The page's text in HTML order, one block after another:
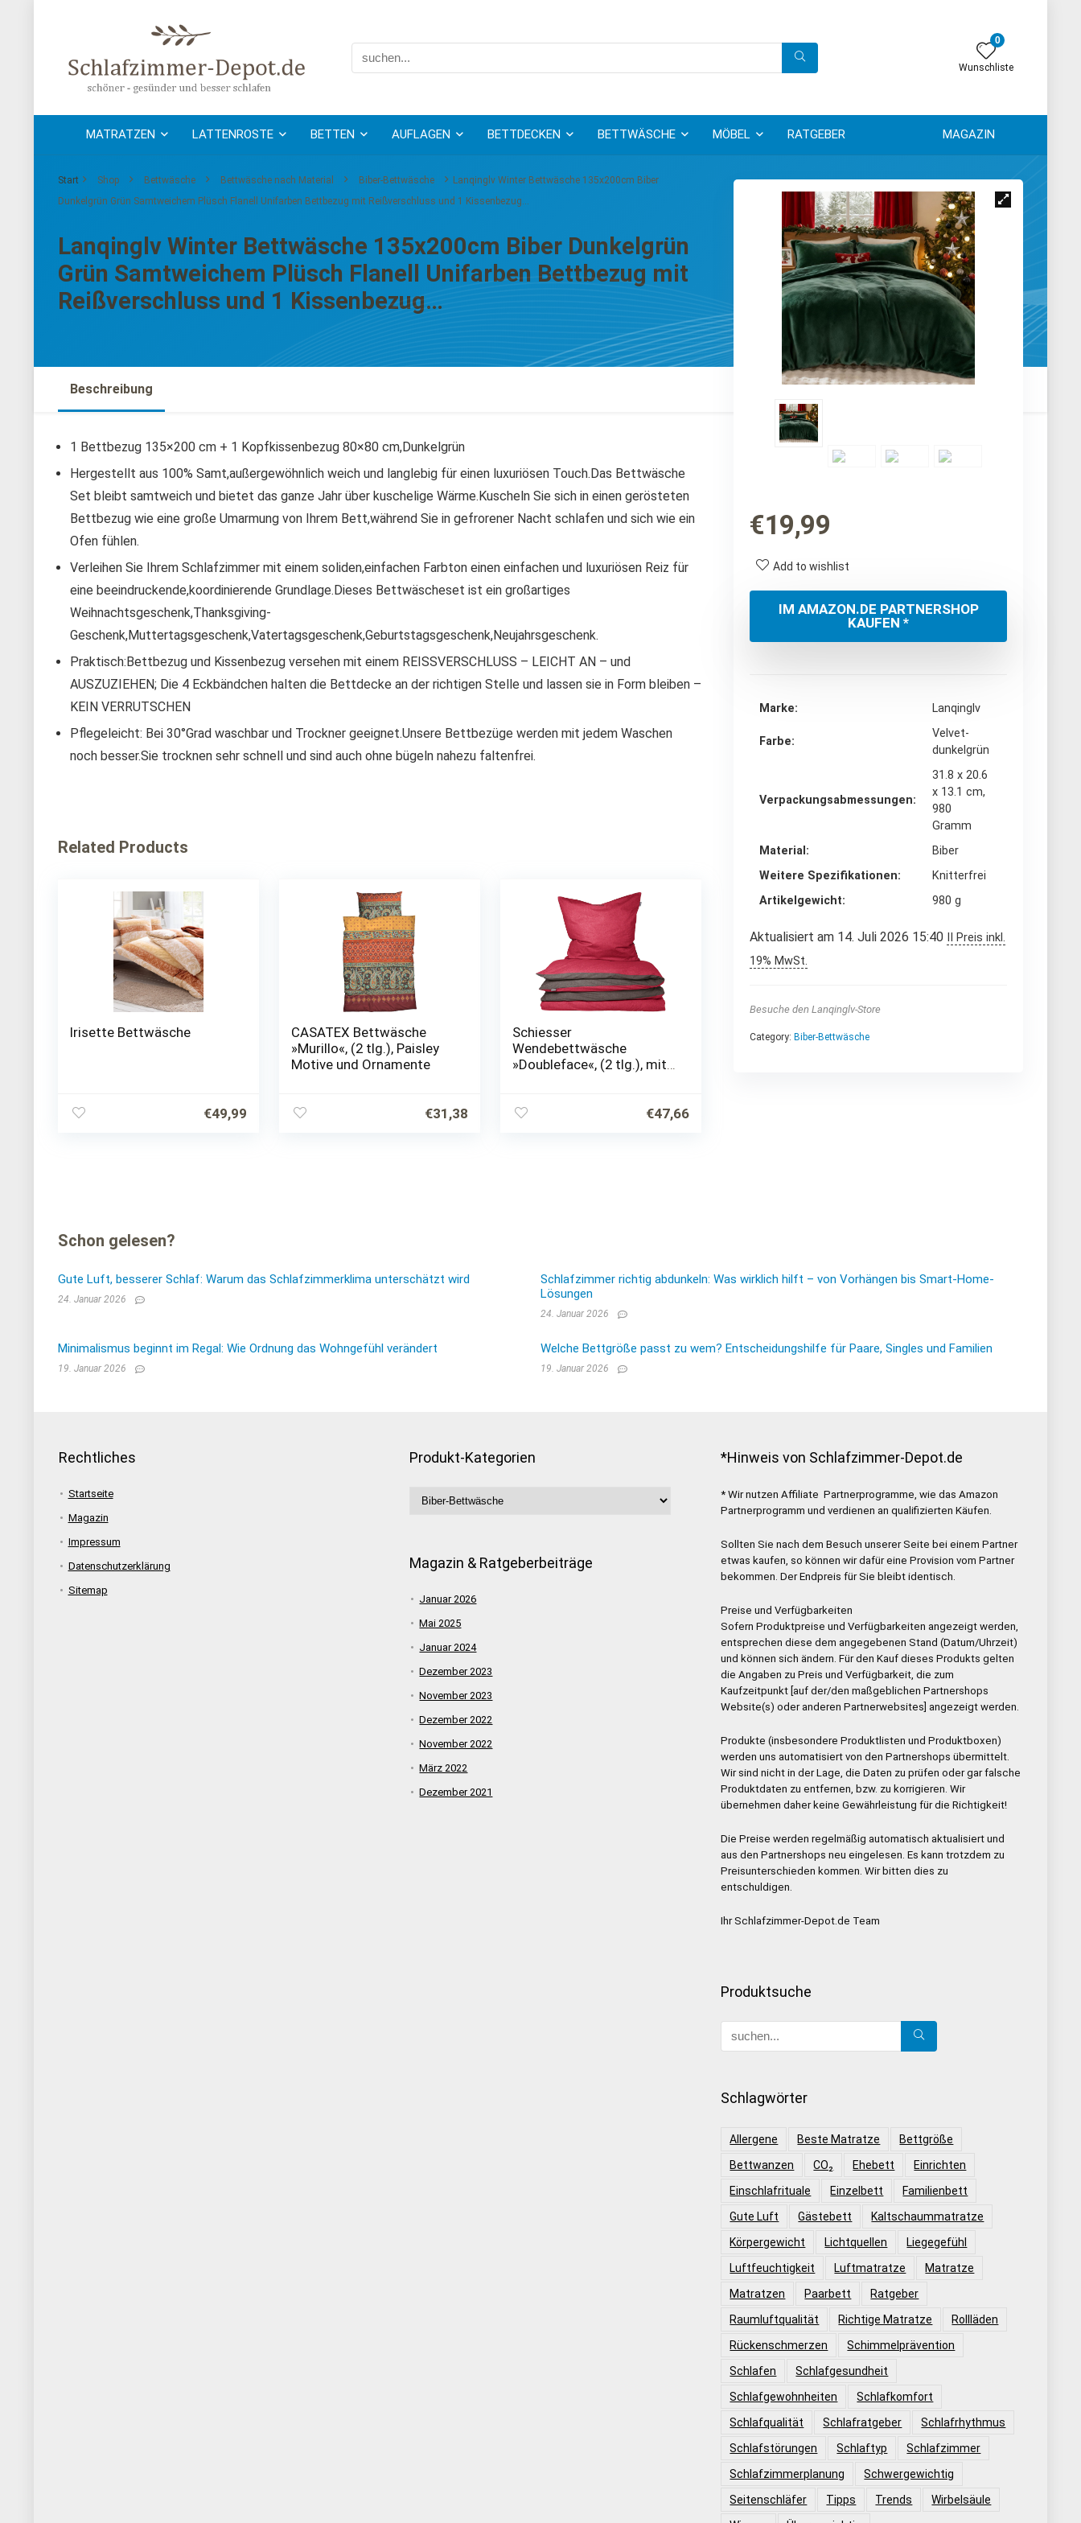
0
Wunschliste
MATRATZEN LATTENROSTE BETTEN AUFLAGEN BETTDECKEN BETTWÄSCHE MÖBEL RATGEBER MAGAZIN
Start Shop Bettwäsche Bettwäsche nach Material Biber-Bettwäsche
Lanqinglv Winter Bettwäsche 135x200cm Biber
Dunkelgrün Grün Samtweichem Plüsch Flanell Unifarben Bettbezug mit Reißverschluss und 1 Kissenbezug…
Lanqinglv Winter Bettwäsche 135x200cm Biber Dunkelgrün
Grün Samtweichem Plüsch Flanell Unifarben Bettbezug mit
Reißverschluss und 1 Kissenbezug…
€19,99
Add to wishlist
IM AMAZON.DE PARTNERSHOP
KAUFEN *
Marke ‎Lanqinglv
Farbe
‎Velvet-
dunkelgrün
Verpackungsabmessungen
‎31.8 x 20.6
x 13.1 cm,
980
Gramm
Material
‎Biber
Weitere Spezifikationen
‎Knitterfrei
Artikelgewicht
‎980 g
Aktualisiert am 14. Juli 2026 15:40
II Preis inkl.
19% MwSt.
Besuche den Lanqinglv-Store
Category: Biber-Bettwäsche
Beschreibung
1 Bettbezug 135×200 cm + 1 Kopfkissenbezug 80×80 cm,Dunkelgrün
Hergestellt aus 100% Samt,außergewöhnlich weich und langlebig für einen luxuriösen Touch.Das Bettwäsche
Set bleibt samtweich und bietet das ganze Jahr über kuschelige Wärme.Kuscheln Sie sich in einen gerösteten
Bettbezug wie eine große Umarmung von Ihrem Bett,während Sie in gefrorener Nacht schlafen und sich wie ein
Ofen fühlen.
Verleihen Sie Ihrem Schlafzimmer mit einem soliden,einfachen Farbton einen einfachen und luxuriösen Reiz für
eine beeindruckende,koordinierende Grundlage.Dieses Bettwäscheset ist ein großartiges
Weihnachtsgeschenk,Thanksgiving-
Geschenk,Muttertagsgeschenk,Vatertagsgeschenk,Geburtstagsgeschenk,Neujahrsgeschenk.
Praktisch:Bettbezug und Kissenbezug versehen mit einem REISSVERSCHLUSS – LEICHT AN – und
AUSZUZIEHEN; Die 4 Eckbändchen halten die Bettdecke an der richtigen Stelle und lassen sie in Form bleiben –
KEIN VERRUTSCHEN
Pflegeleicht: Bei 30°Grad waschbar und Trockner geeignet.Unsere Bettbezüge werden mit jedem Waschen
noch besser.Sie trocknen sehr schnell und sind auch ohne bügeln nahezu faltenfrei.
Related Products
Irisette Bettwäsche
€49,99
CASATEX Bettwäsche
»Murillo«, (2 tlg.), Paisley
Motive und Ornamente
€31,38
Schiesser
Wendebettwäsche
»Doubleface«, (2 tlg.), mit
€47,66
Schon gelesen?
Gute Luft, besserer Schlaf: Warum das Schlafzimmerklima unterschätzt wird
24. Januar 2026
Schlafzimmer richtig abdunkeln: Was wirklich hilft – von Vorhängen bis Smart-Home-
Lösungen
24. Januar 2026
Minimalismus beginnt im Regal: Wie Ordnung das Wohngefühl verändert
19. Januar 2026
Welche Bettgröße passt zu wem? Entscheidungshilfe für Paare, Singles und Familien
19. Januar 2026
Rechtliches
Startseite
Magazin
Impressum
Datenschutzerklärung
Sitemap
Produkt-Kategorien
Magazin & Ratgeberbeiträge
Januar 2026
Mai 2025
Januar 2024
Dezember 2023
November 2023
Dezember 2022
November 2022
März 2022
Dezember 2021
*Hinweis von Schlafzimmer-Depot.de
* Wir nutzen Affiliate Partnerprogramme, wie das Amazon
Partnerprogramm und verdienen an qualifizierten Käufen.
Sollten Sie nach dem Besuch unserer Seite bei einem Partner
etwas kaufen, so können wir dafür eine Provision vom Partner
bekommen. Der Endpreis für Sie bleibt identisch.
Preise und Verfügbarkeiten
Sofern Produktpreise und Verfügbarkeiten angezeigt werden,
entsprechen diese dem angegebenen Stand (Datum/Uhrzeit)
und können sich ändern. Für den Kauf dieses Produkts gelten
die Angaben zu Preis und Verfügbarkeit, die zum
Kaufzeitpunkt [auf der/den maßgeblichen Partnershops
Website(s) oder anderen Partnerwebsites] angezeigt werden.
Produkte (insbesondere Produktlisten und Produktboxen)
werden uns automatisiert von den Partnershops übermittelt.
Wir sind nicht in der Lage, die Daten zu prüfen oder gar falsche
Produktdaten zu entfernen, bzw. zu korrigieren. Wir
übernehmen daher keine Gewährleistung für die Richtigkeit!
Die Preise werden regelmäßig automatisch aktualisiert und
aus den Partnershops neu eingelesen. Es kann trotzdem zu
Preisunterschieden kommen. Wir bitten dies zu
entschuldigen.
Ihr Schlafzimmer-Depot.de Team
Produktsuche
Schlagwörter
Allergene Beste Matratze
Bettgröße
Bettwanzen
CO₂ Ehebett
Einrichten
Einschlafrituale
Einzelbett
Familienbett
Gute Luft
Gästebett
Kaltschaummatratze
Körpergewicht
Lichtquellen
Liegegefühl
Luftfeuchtigkeit
Luftmatratze
Matratze
Matratzen
Paarbett
Ratgeber
Raumluftqualität
Richtige Matratze
Rollläden
Rückenschmerzen
Schimmelprävention
Schlafen
Schlafgesundheit
Schlafgewohnheiten
Schlafkomfort
Schlafqualität
Schlafratgeber
Schlafrhythmus
Schlafstörungen
Schlaftyp
Schlafzimmer
Schlafzimmerplanung
Schwergewichtig
Seitenschläfer
Tipps Trends
Wirbelsäule